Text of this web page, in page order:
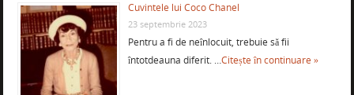
Cuvintele lui Coco Chanel
23 septembrie 2023
Pentru a fi de neînlocuit, trebuie să fii
întotdeauna diferit. …Citește în continuare »